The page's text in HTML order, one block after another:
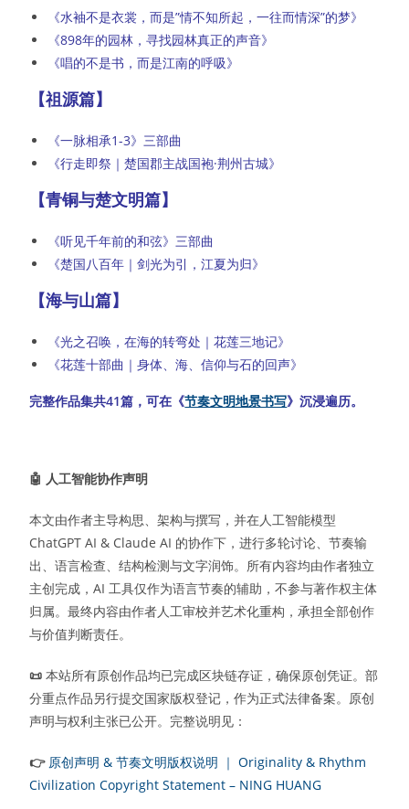
《水袖不是衣裳，而是”情不知所起，一往而情深”的梦》
《898年的园林，寻找园林真正的声音》
《唱的不是书，而是江南的呼吸》
【祖源篇】
《一脉相承1-3》三部曲
《行走即祭｜楚国郡主战国袍·荆州古城》
【青铜与楚文明篇】
《听见千年前的和弦》三部曲
《楚国八百年｜剑光为引，江夏为归》
【海与山篇】
《光之召唤，在海的转弯处｜花莲三地记》
《花莲十部曲｜身体、海、信仰与石的回声》
完整作品集共41篇，可在《节奏文明地景书写》沉浸遍历。
🤖 人工智能协作声明
本文由作者主导构思、架构与撰写，并在人工智能模型
ChatGPT AI & Claude AI 的协作下，进行多轮讨论、节奏输
出、语言检查、结构检测与文字润饰。所有内容均由作者独立
主创完成，AI 工具仅作为语言节奏的辅助，不参与著作权主体
归属。最终内容由作者人工审校并艺术化重构，承担全部创作
与价值判断责任。
📜 本站所有原创作品均已完成区块链存证，确保原创凭证。部
分重点作品另行提交国家版权登记，作为正式法律备案。原创
声明与权利主张已公开。完整说明见：
👉 原创声明 & 节奏文明版权说明 ｜ Originality & Rhythm
Civilization Copyright Statement – NING HUANG